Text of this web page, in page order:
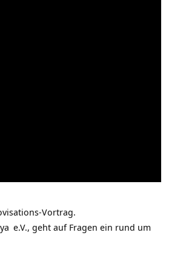
Vortrag.
e.V., geht auf Fragen ein rund um